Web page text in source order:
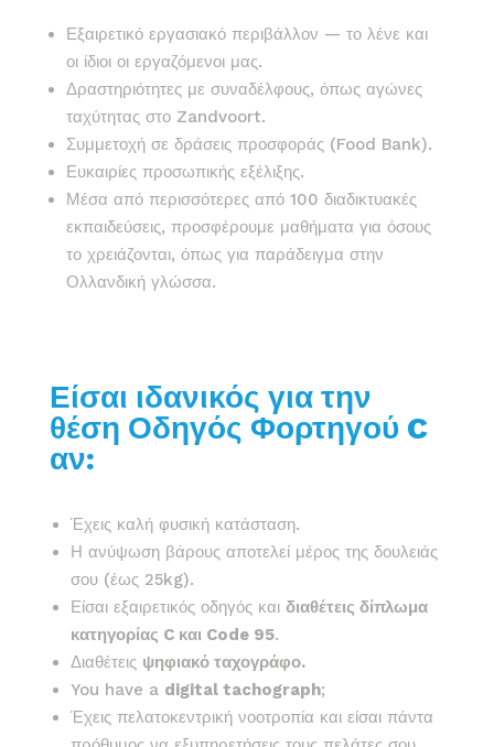
Εξαιρετικό εργασιακό περιβάλλον — το λένε και
οι ίδιοι οι εργαζόμενοι μας.
Δραστηριότητες με συναδέλφους, όπως αγώνες
ταχύτητας στο Zandvoort.
Συμμετοχή σε δράσεις προσφοράς (Food Bank).
Ευκαιρίες προσωπικής εξέλιξης.
Μέσα από περισσότερες από 100 διαδικτυακές
εκπαιδεύσεις, προσφέρουμε μαθήματα για όσους
το χρειάζονται, όπως για παράδειγμα στην
Ολλανδική γλώσσα.
Είσαι ιδανικός για την
θέση Οδηγός Φορτηγού C
αν:
Έχεις καλή φυσική κατάσταση.
Η ανύψωση βάρους αποτελεί μέρος της δουλειάς
σου (έως 25kg).
Είσαι εξαιρετικός οδηγός και διαθέτεις δίπλωμα
κατηγορίας C και Code 95.
Διαθέτεις ψηφιακό ταχογράφο.
You have a digital tachograph;
Έχεις πελατοκεντρική νοοτροπία και είσαι πάντα